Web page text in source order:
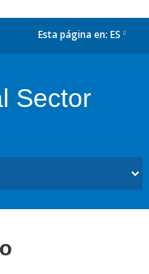
Esta página en: ES
Sector